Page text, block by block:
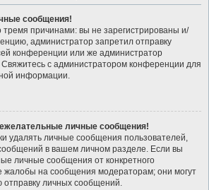
сообщения!
причинами: вы не зарегистрированы и/
администратор запретил отправку
конференции или же администратор
с администратором конференции для
информации.
личные сообщения!
удалять личные сообщения пользователей,
в вашем личном разделе. Если вы
личные сообщения от конкретного
жалобы на сообщения модераторам; они могут
отправку личных сообщений.